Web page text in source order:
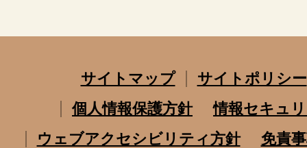
サイトマップ
サイトポリシー
個人情報保護方針
情報セキュ
ウェブアクセシビリティ方針
免責